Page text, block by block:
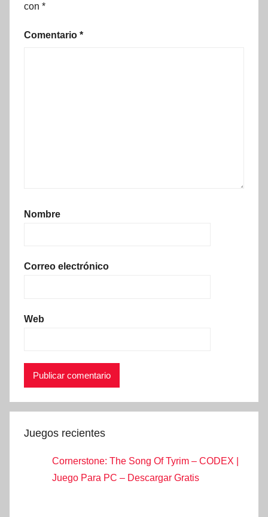
con *
Comentario *
Nombre
Correo electrónico
Web
Juegos recientes
Cornerstone: The Song Of Tyrim – CODEX |
Juego Para PC – Descargar Gratis